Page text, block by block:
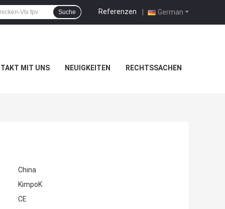
German
Referenzen |
Suche
MIT UNS NEUIGKEITEN RECHTSSACHEN
China
KimpoK
CE